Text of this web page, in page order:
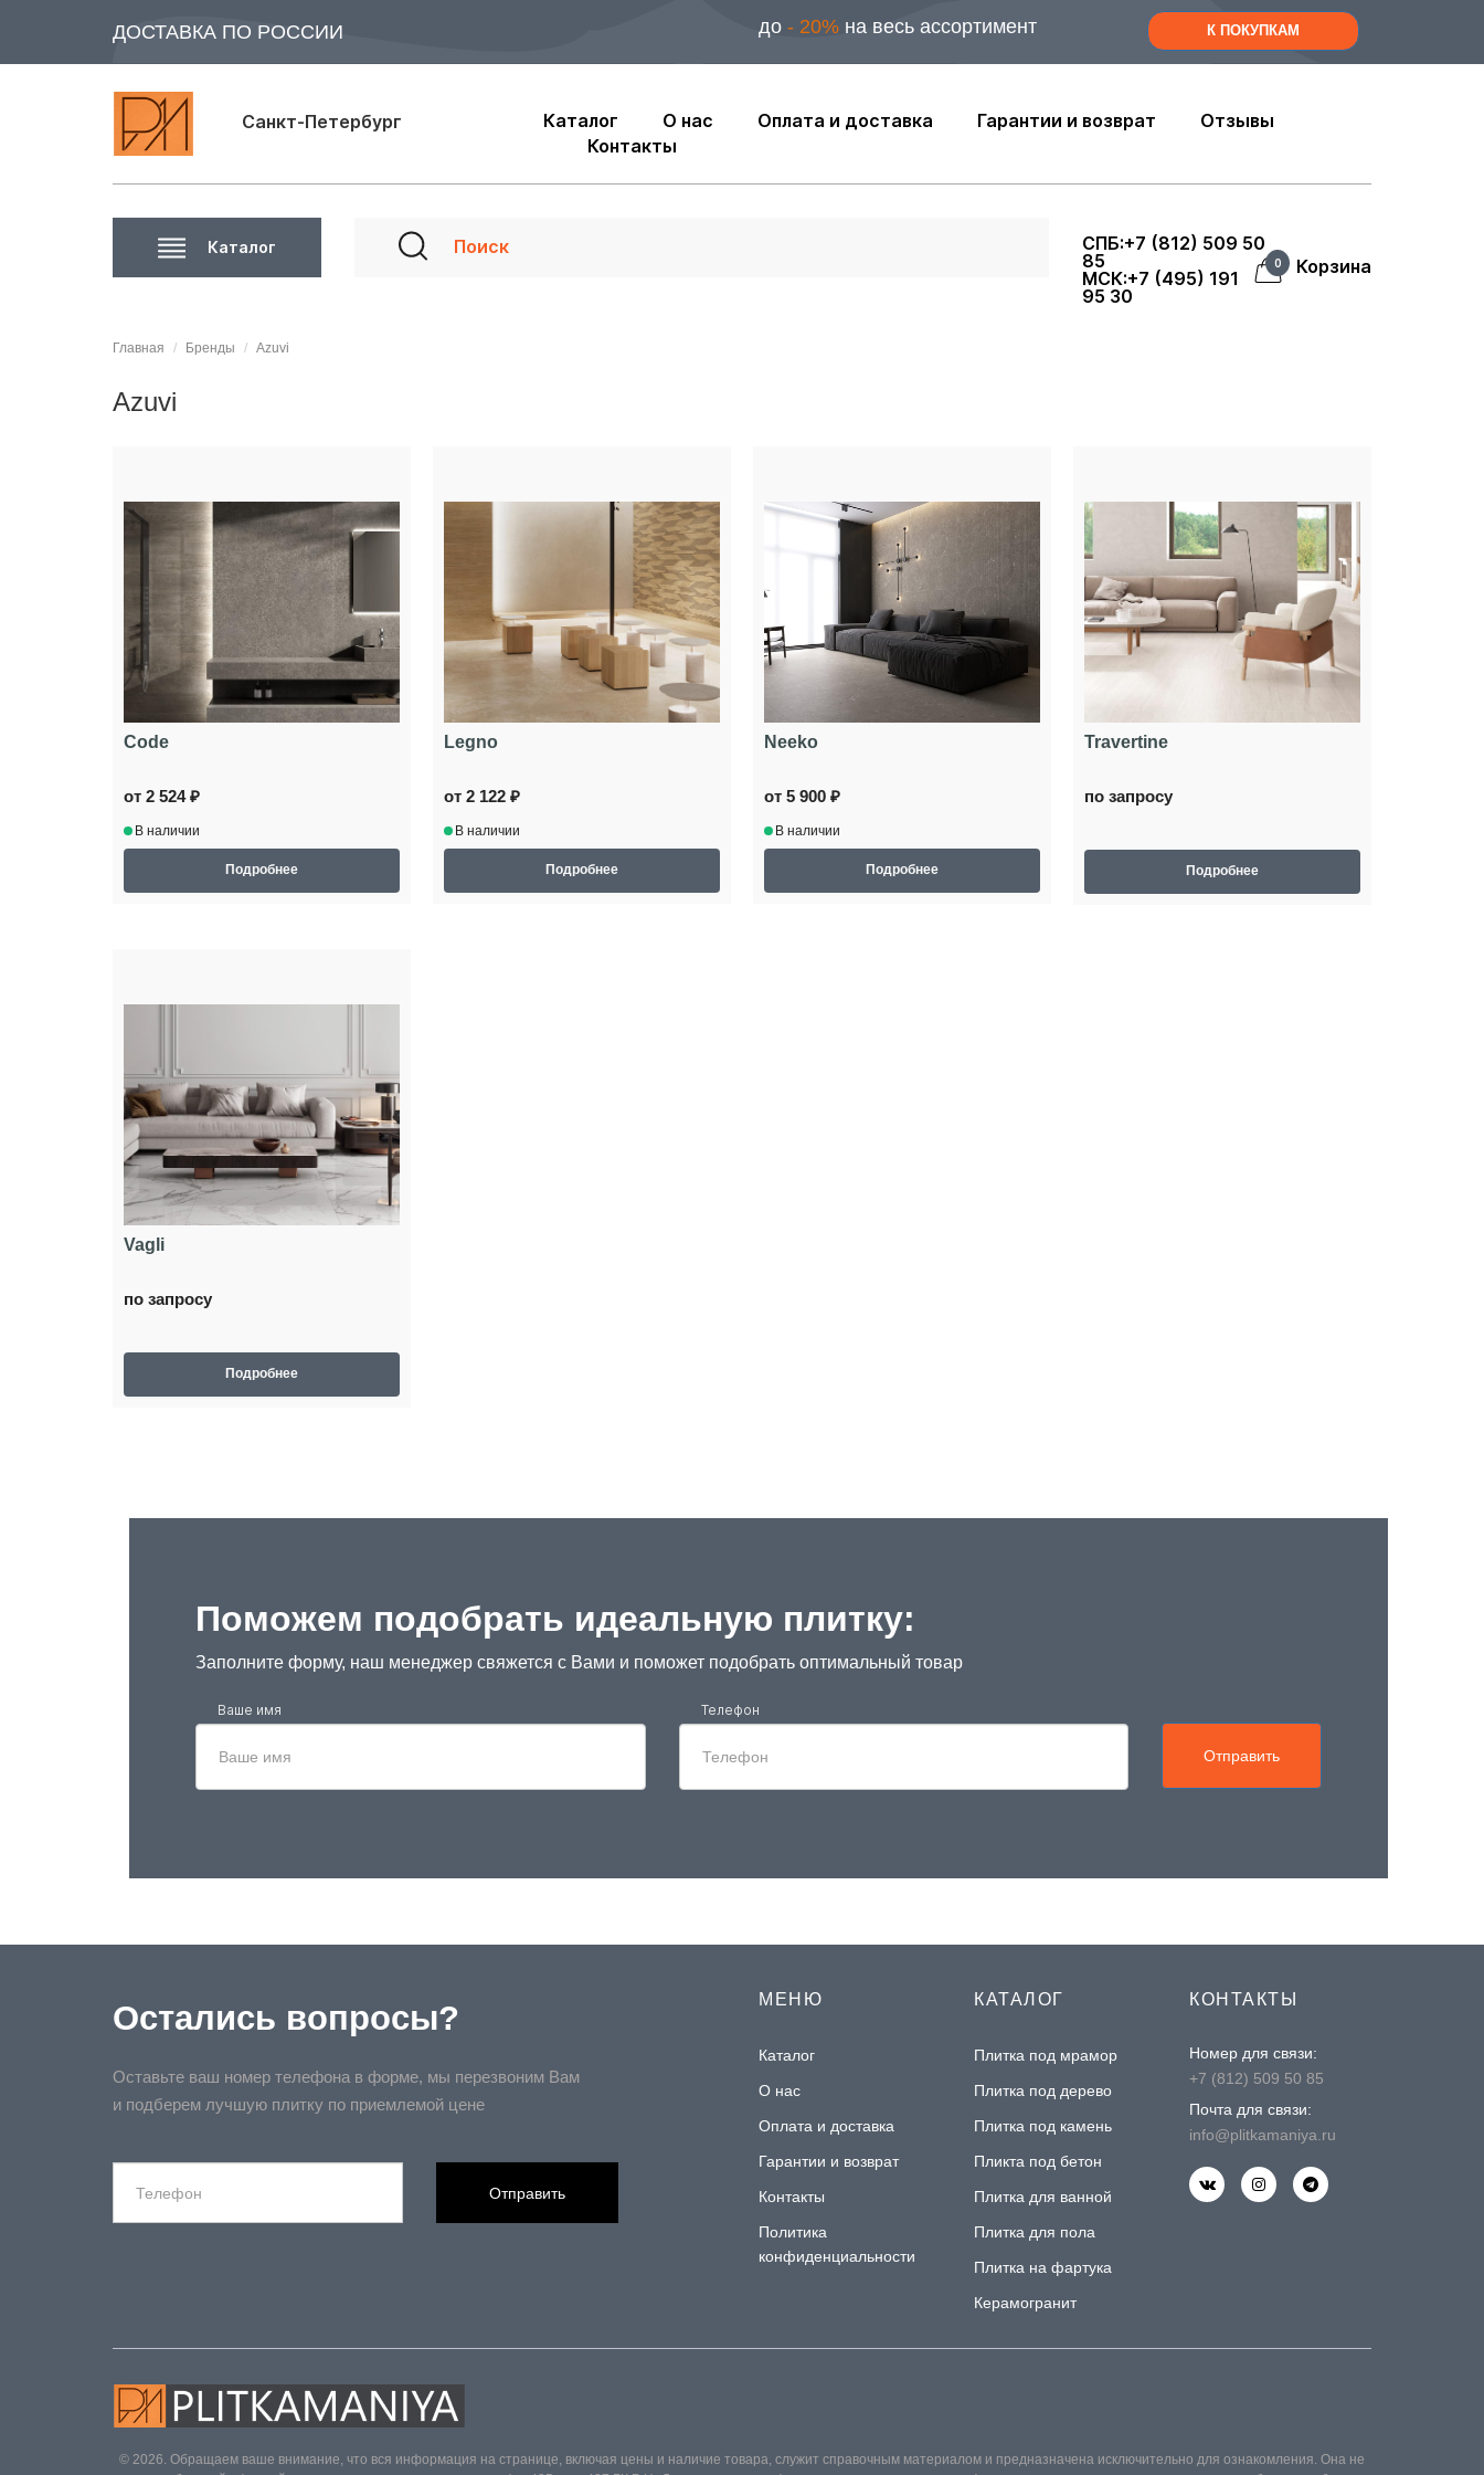
ДОСТАВКА ПО РОССИИ до - 20% на весь ассортимент К ПОКУПКАМ
Санкт-Петербург Каталог О нас Оплата и доставка Гарантии и возврат
Отзывы
Контакты
Каталог
СПБ:+7 (812) 509 50
85
МСК:+7 (495) 191
95 30
0 Корзина
Главная Бренды Azuvi
Azuvi
Code
от 2 524 ₽
В наличии
Подробнее
Legno
от 2 122 ₽
В наличии
Подробнее
Neeko
от 5 900 ₽
В наличии
Подробнее
Travertine
по запросу
Подробнее
Vagli
по запросу
Подробнее
Поможем подобрать идеальную плитку:
Заполните форму, наш менеджер свяжется с Вами и поможет подобрать оптимальный товар
Ваше имя Телефон
Отправить
Остались вопросы?
Оставьте ваш номер телефона в форме, мы перезвоним Вам
и подберем лучшую плитку по приемлемой цене
Отправить
МЕНЮ
Каталог
О нас
Оплата и доставка
Гарантии и возврат
Контакты
Политика
конфиденциальности
КАТАЛОГ
Плитка под мрамор
Плитка под дерево
Плитка под камень
Пликта под бетон
Плитка для ванной
Плитка для пола
Плитка на фартука
Керамогранит
КОНТАКТЫ
Номер для связи:
+7 (812) 509 50 85
Почта для связи:
info@plitkamaniya.ru
© 2026. Обращаем ваше внимание, что вся информация на странице, включая цены и наличие товара, служит справочным материалом и предназначена исключительно для ознакомления. Она не